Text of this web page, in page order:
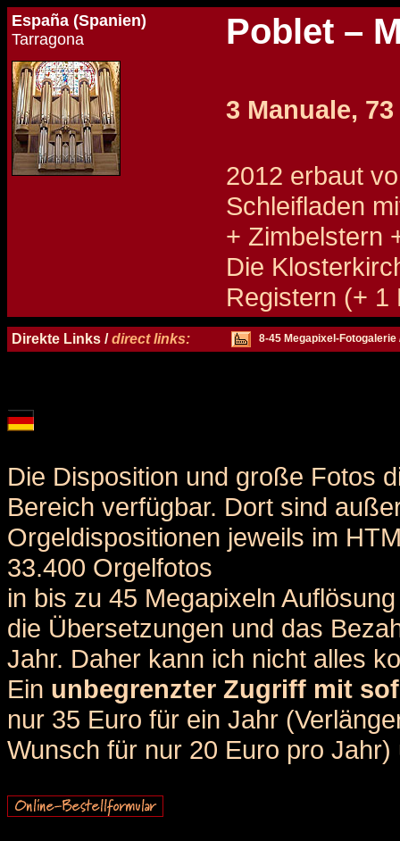
España (Spanien)
Tarragona
Poblet –
3 Manuale,
2012 erbaut
Schleifladen
+ Zimbelstern
Die
Registern (+ 1
Direkte Links /direct links: 8-45 Megapixel-Fotogalerie
Die Disposition und große Fotos
Bereich verfügbar. Dort sind
Orgeldispositionen jeweils im
33.400 Orgelfotos
in bis zu 45 Megapixeln
die Übersetzungen und das
Jahr. Daher kann ich nicht alles
Ein unbegrenzter Zugriff mit
nur 35 Euro für ein Jahr
Wunsch für nur 20 Euro pro